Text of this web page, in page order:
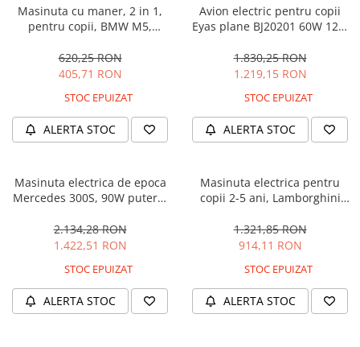
Masinuta cu maner, 2 in 1,
pentru copii, BMW M5,
620,25 RON
405,71 RON
STOC EPUIZAT
ALERTA STOC
Avion electric pentru copii
Eyas plane BJ20201 60W 12V,
1.830,25 RON
1.219,15 RON
STOC EPUIZAT
ALERTA STOC
Masinuta electrica de epoca
Mercedes 300S, 90W putere,
2.134,28 RON
1.422,51 RON
STOC EPUIZAT
ALERTA STOC
Masinuta electrica pentru
copii 2-5 ani, Lamborghini
12V, galbena
1.321,85 RON
914,11 RON
STOC EPUIZAT
ALERTA STOC